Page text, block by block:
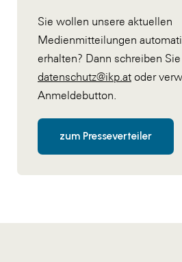
Sie wollen unsere aktuellen
Medienmitteilungen
erhalten? Dann schreiben
datenschutz@ikp.at oder
Anmeldebutton.
zum Presseverteiler